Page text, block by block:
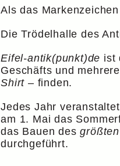
Als das
Die Trödelhalle des
Eifel-antik(punkt)de ist
Geschäfts und
Shirt – finden.
Jedes Jahr
am 1. Mai das
das Bauen des
durchgeführt.